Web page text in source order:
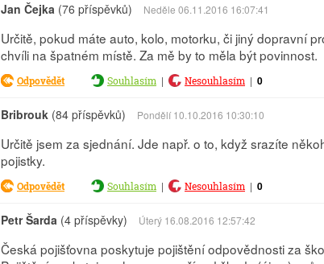
Jan Čejka (76 příspěvků) Neděle 06.11.2016 16:07:41
Určitě, pokud máte auto, kolo, motorku, či jiný dopravní
chvíli na špatném místě. Za mě by to měla být povinnost.
Odpovědět Souhlasím | Nesouhlasím | 0
Bribrouk (84 příspěvků) Pondělí 10.10.2016 10:30:10
Určitě jsem za sjednání. Jde např. o to, když srazíte
pojistky.
Odpovědět Souhlasím | Nesouhlasím | 0
Petr Šarda (4 příspěvky) Úterý 16.08.2016 12:57:42
Česká pojišťovna poskytuje pojištění odpovědnosti za